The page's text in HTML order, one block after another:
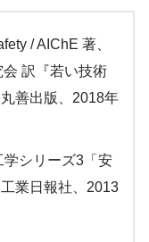
/ AIChE 著、
訳『若い技術
善出版、2018年
シリーズ3「安
業日報社、2013